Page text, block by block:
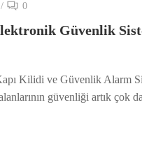
/ 0
Güvenlik
Kilidi ve Güvenlik Alarm
güvenliği artık çok